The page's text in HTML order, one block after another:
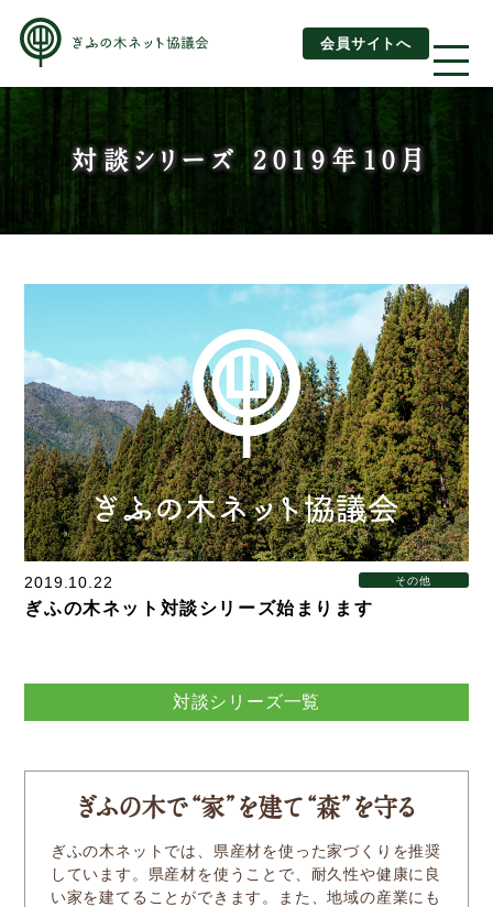
会員サイトへ
About us
ぎふの木ネットとは
はじめてご利用されるお客様へ
運営団体情報
活動報告
新着情報
Service
ぎふの木ガーデン
住宅ストック事業
モクタウンとは
対談シリーズ 2019年10月
2019.10.22 その他
ぎふの木ネット対談シリーズ始まります
対談シリーズ一覧
ぎふの木で“家” を建て “森” を守る
ぎふの木ネットでは、県産材を使った家づくりを推奨
しています。県産材を使うことで、耐久性や健康に良
い家を建てることができます。また、地域の産業にも